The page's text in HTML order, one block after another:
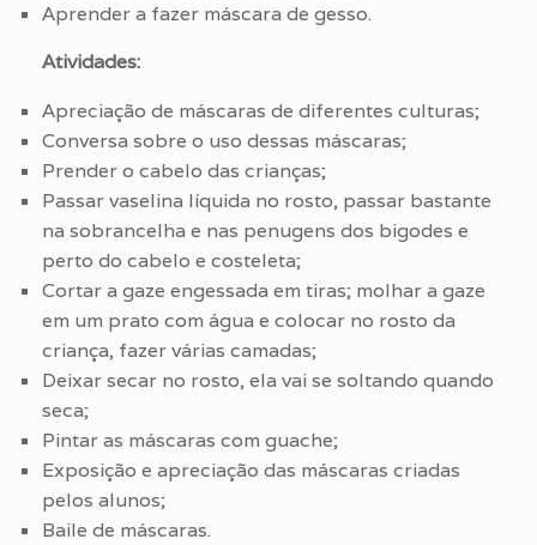
Aprender a fazer máscara de gesso.
Atividades:
Apreciação de máscaras de diferentes culturas;
Conversa sobre o uso dessas máscaras;
Prender o cabelo das crianças;
Passar vaselina líquida no rosto, passar bastante
na sobrancelha e nas penugens dos bigodes e
perto do cabelo e costeleta;
Cortar a gaze engessada em tiras; molhar a gaze
em um prato com água e colocar no rosto da
criança, fazer várias camadas;
Deixar secar no rosto, ela vai se soltando quando
seca;
Pintar as máscaras com guache;
Exposição e apreciação das máscaras criadas
pelos alunos;
Baile de máscaras.